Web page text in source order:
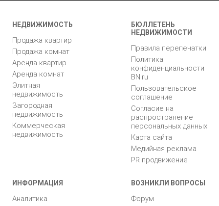
НЕДВИЖИМОСТЬ
Продажа квартир
Продажа комнат
Аренда квартир
Аренда комнат
Элитная
недвижимость
Загородная
недвижимость
Коммерческая
недвижимость
БЮЛЛЕТЕНЬ
НЕДВИЖИМОСТИ
Правила перепечатки
Политика
конфиденциальности
BN.ru
Пользовательское
соглашение
Согласие на
распространение
персональных данных
Карта сайта
Медийная реклама
PR продвижение
ИНФОРМАЦИЯ
Аналитика
ВОЗНИКЛИ ВОПРОСЫ
Форум